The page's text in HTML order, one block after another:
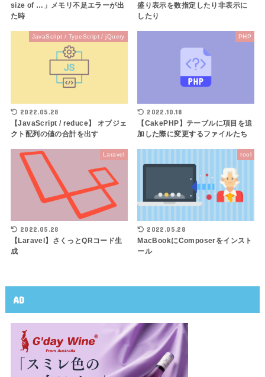
size of …」メモリ不足エラーが出
た時
盛り表示を数指定したり非表示に
したり
JavaScript / TypeScript / jQuery
2022.05.28
【JavaScript / reduce】 オブジェ
クト配列の値の合計を出す
PHP
2022.10.18
【CakePHP】テーブルに項目を追
加した際に変更するファイルたち
Laravel
2022.05.28
【Laravel】さくっとQRコード生
成
tool
2022.05.28
MacBookにComposerをインスト
ール
AD